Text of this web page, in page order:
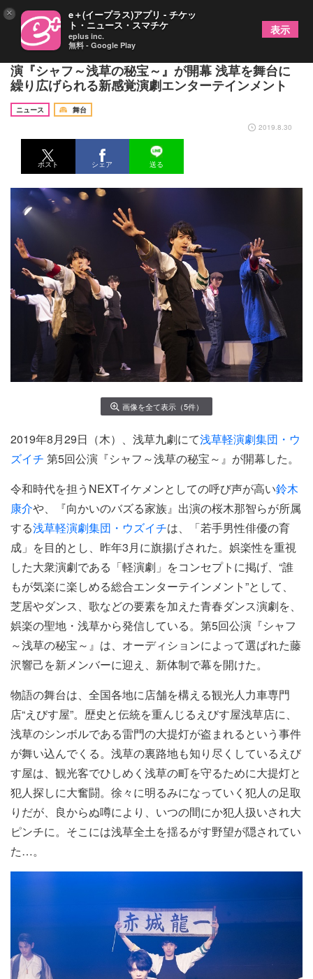
鈴木康介、桜木那智らが所属するウズイチ第5回公
演『シャフ～浅草の秘宝～』が開幕 浅草を舞台に
繰り広げられる新感覚演劇エンターテインメント
ニュース
舞台
2019.8.30
ポスト シェア 送る
画像を全て表示（5件）
2019年8月29日（木）、浅草九劇にて浅草軽演劇集団・ウ
ズイチ 第5回公演『シャフ～浅草の秘宝～』が開幕した。
令和時代を担うNEXTイケメンとしての呼び声が高い鈴木
康介や、『向かいのバズる家族』出演の桜木那智らが所属
する浅草軽演劇集団・ウズイチは、「若手男性俳優の育
成」を目的とし、昨年3月に旗揚げされた。娯楽性を重視
した大衆演劇である「軽演劇」をコンセプトに掲げ、“誰
もが気楽に楽しめる総合エンターテインメント”として、
芝居やダンス、歌などの要素を加えた青春ダンス演劇を、
娯楽の聖地・浅草から発信している。第5回公演『シャフ
～浅草の秘宝～』は、オーディションによって選ばれた藤
沢響己を新メンバーに迎え、新体制で幕を開けた。
物語の舞台は、全国各地に店舗を構える観光人力車専門
店“えびす屋”。歴史と伝統を重んじるえびす屋浅草店に、
浅草のシンボルである雷門の大提灯が盗まれるという事件
が舞い込んでくる。浅草の裏路地も知り尽くしているえび
す屋は、観光客でひしめく浅草の町を守るために大提灯と
犯人探しに大奮闘。徐々に明るみになっていく犯人の足取
りだが、良からぬ噂により、いつの間にか犯人扱いされ大
ピンチに。そこには浅草全土を揺るがす野望が隠されてい
た…。
× e＋(イープラス)アプリ - チケッ
ト・ニュース・スマチケ
eplus inc.
無料 - Google Play
表示